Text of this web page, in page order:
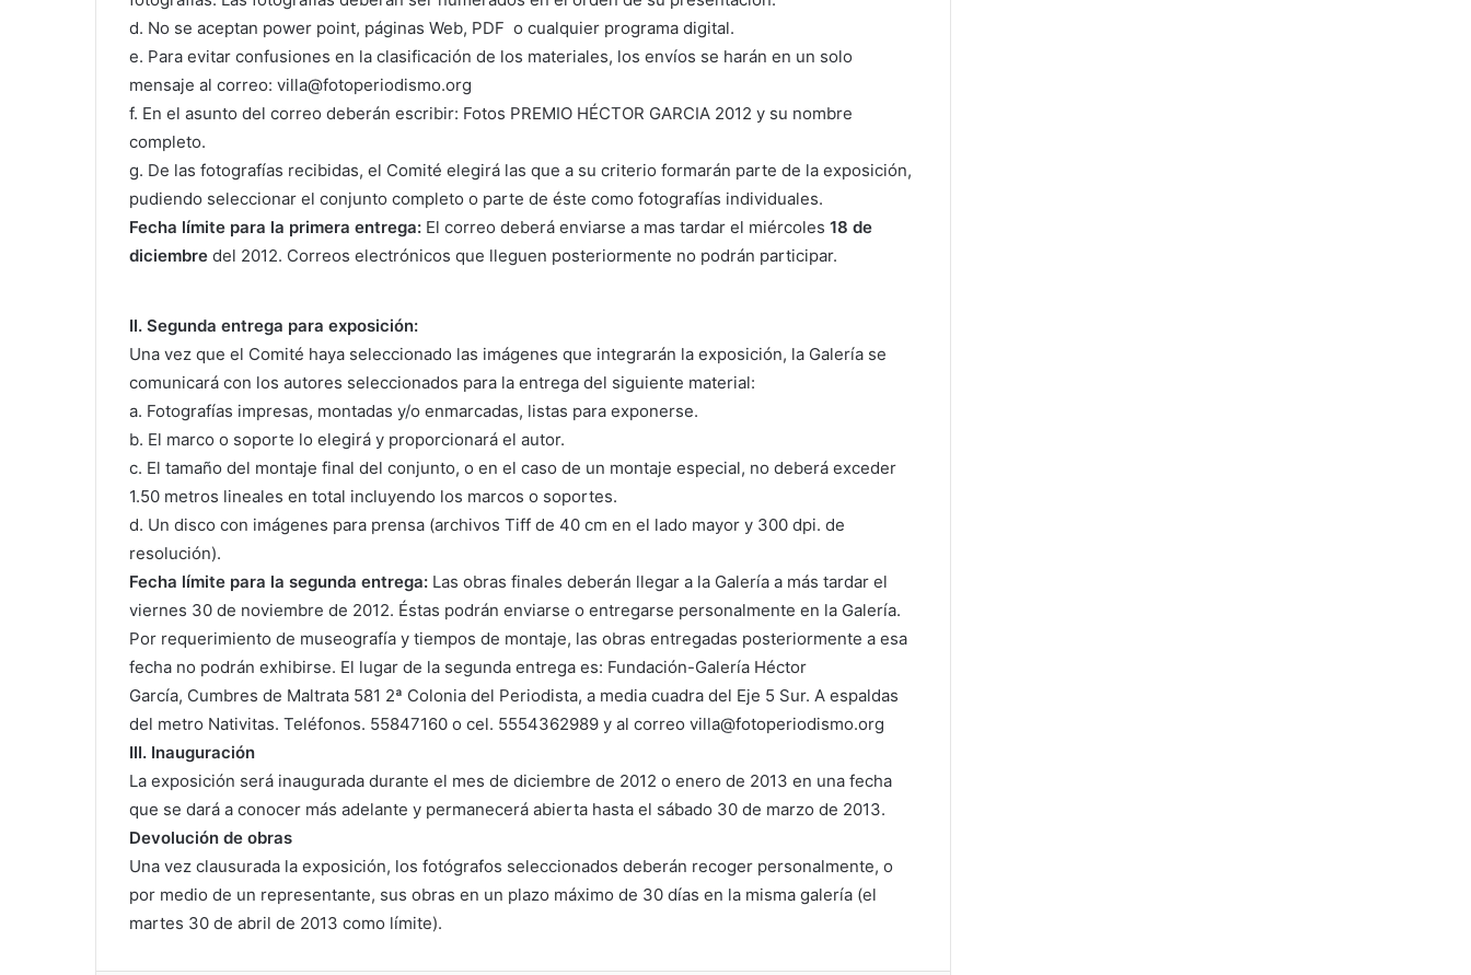
d. No se aceptan power point, páginas Web, PDF o cualquier programa digital.
e. Para evitar confusiones en la clasificación de los materiales, los envíos se harán en un solo
mensaje al correo: villa@fotoperiodismo.org
f. En el asunto del correo deberán escribir: Fotos PREMIO HÉCTOR GARCIA 2012 y su nombre
completo.
g. De las fotografías recibidas, el Comité elegirá las que a su criterio formarán parte de la exposición,
pudiendo seleccionar el conjunto completo o parte de éste como fotografías individuales.
Fecha límite para la primera entrega: El correo deberá enviarse a mas tardar el miércoles 18 de
diciembre del 2012. Correos electrónicos que lleguen posteriormente no podrán participar.
II. Segunda entrega para exposición:
Una vez que el Comité haya seleccionado las imágenes que integrarán la exposición, la Galería se
comunicará con los autores seleccionados para la entrega del siguiente material:
a. Fotografías impresas, montadas y/o enmarcadas, listas para exponerse.
b. El marco o soporte lo elegirá y proporcionará el autor.
c. El tamaño del montaje final del conjunto, o en el caso de un montaje especial, no deberá exceder
1.50 metros lineales en total incluyendo los marcos o soportes.
d. Un disco con imágenes para prensa (archivos Tiff de 40 cm en el lado mayor y 300 dpi. de
resolución).
Fecha límite para la segunda entrega: Las obras finales deberán llegar a la Galería a más tardar el
viernes 30 de noviembre de 2012. Éstas podrán enviarse o entregarse personalmente en la Galería.
Por requerimiento de museografía y tiempos de montaje, las obras entregadas posteriormente a esa
fecha no podrán exhibirse. El lugar de la segunda entrega es: Fundación-Galería Héctor
García, Cumbres de Maltrata 581 2ª Colonia del Periodista, a media cuadra del Eje 5 Sur. A espaldas
del metro Nativitas. Teléfonos. 55847160 o cel. 5554362989 y al correo villa@fotoperiodismo.org
III. Inauguración
La exposición será inaugurada durante el mes de diciembre de 2012 o enero de 2013 en una fecha
que se dará a conocer más adelante y permanecerá abierta hasta el sábado 30 de marzo de 2013.
Devolución de obras
Una vez clausurada la exposición, los fotógrafos seleccionados deberán recoger personalmente, o
por medio de un representante, sus obras en un plazo máximo de 30 días en la misma galería (el
martes 30 de abril de 2013 como límite).